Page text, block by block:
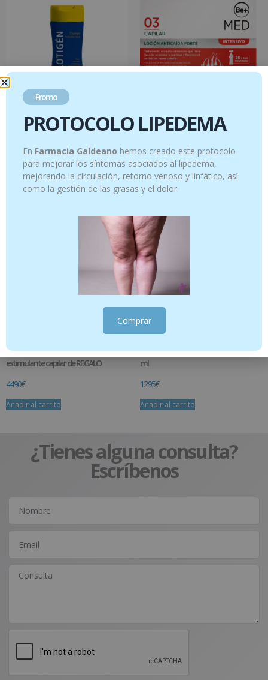
LOTIGÉN® Champu antiseborreico 300
€
Añadir al carrito
BE+ MED CAPILAR LOCION ANTICAIDA
31.95€
Añadir al carrito
AminoHair 168 cápsulas NHCO + Cepillo
estimulante capilar de REGALO
44.90€
Añadir al carrito
Hidrolato Romero QT Verbenona – 150
ml
12.95€
Añadir al carrito
¿Tienes alguna consulta?
Escríbenos
Promo
PROTOCOLO LIPEDEMA
En Farmacia Galdeano hemos creado este protocolo
para mejorar los síntomas asociados al lipedema,
mejorando la circulación, retorno venoso y linfático, así
como la gestión de las grasas y el dolor.
Comprar